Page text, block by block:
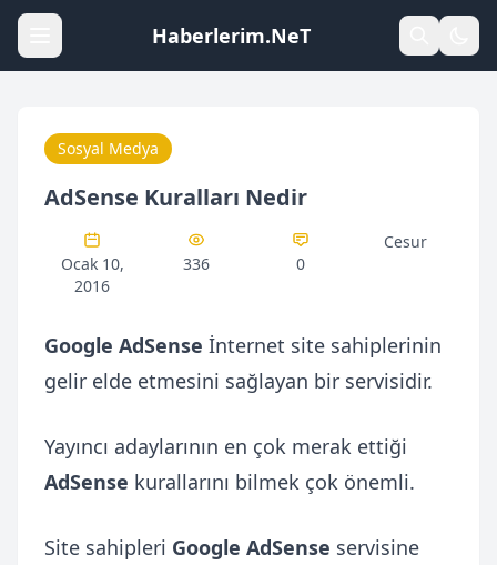
Haberlerim.NeT
Sosyal Medya
AdSense Kuralları Nedir
Ocak 10,
2016
336 0
Cesur
Google AdSense İnternet site sahiplerinin
gelir elde etmesini sağlayan bir servisidir.
Yayıncı adaylarının en çok merak ettiği
AdSense kurallarını bilmek çok önemli.
Site sahipleri Google AdSense servisine